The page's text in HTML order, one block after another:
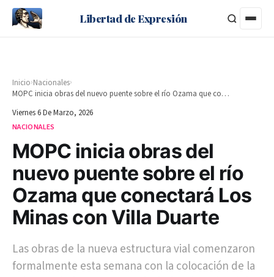
Libertad de Expresión
Inicio›Nacionales›
MOPC inicia obras del nuevo puente sobre el río Ozama que conectará Los Minas con Villa Duarte
Viernes 6 De Marzo, 2026
NACIONALES
MOPC inicia obras del
nuevo puente sobre el río
Ozama que conectará Los
Minas con Villa Duarte
Las obras de la nueva estructura vial comenzaron
formalmente esta semana con la colocación de la